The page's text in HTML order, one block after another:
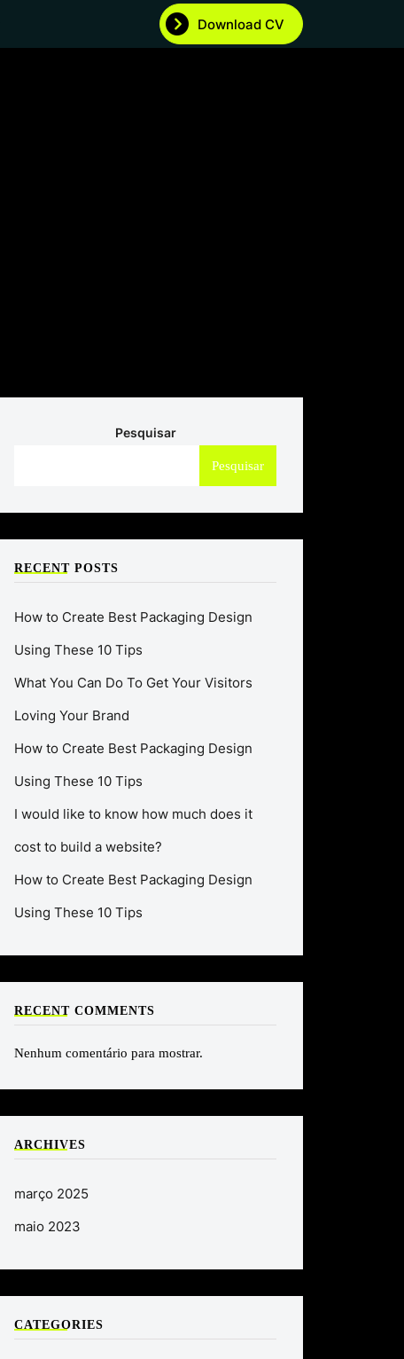
Download CV
Pesquisar
Pesquisar
RECENT POSTS
How to Create Best Packaging Design
Using These 10 Tips
What You Can Do To Get Your Visitors
Loving Your Brand
How to Create Best Packaging Design
Using These 10 Tips
I would like to know how much does it
cost to build a website?
How to Create Best Packaging Design
Using These 10 Tips
RECENT COMMENTS
Nenhum comentário para mostrar.
ARCHIVES
março 2025
maio 2023
CATEGORIES